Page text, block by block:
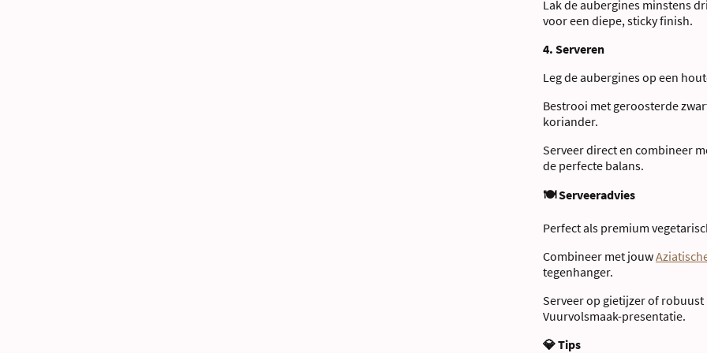
Lak de aubergines minstens
voor een diepe, sticky finish.
4. Serveren
Leg de aubergines op een
Bestrooi met geroosterde
koriander.
Serveer direct en combineer
de perfecte balans.
🍽 Serveeradvies
Perfect als premium
Combineer met jouw
tegenhanger.
Serveer op gietijzer of
Vuurvolsmaak-presentatie.
💎 Tips